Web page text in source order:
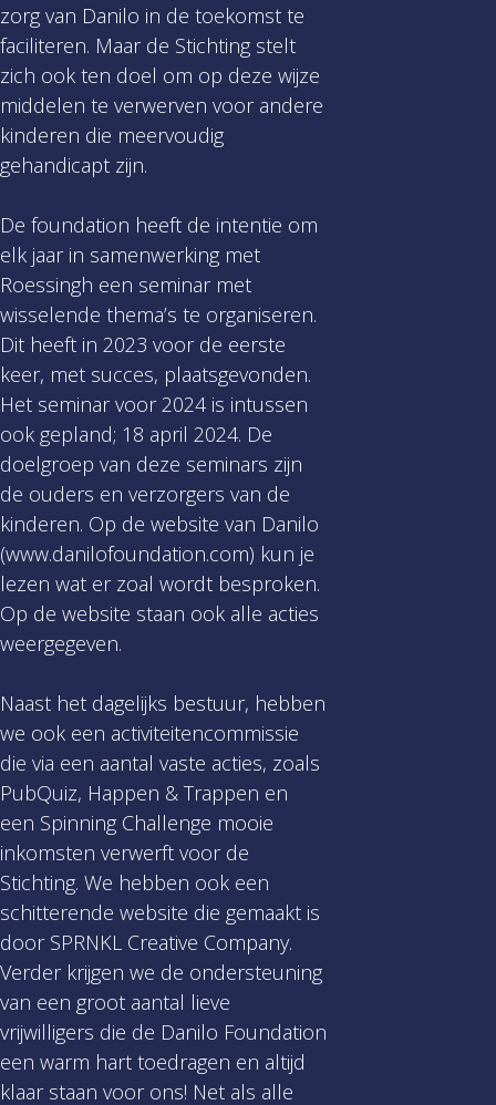
zorg van Danilo in de toekomst te
faciliteren. Maar de Stichting stelt
zich ook ten doel om op deze wijze
middelen te verwerven voor andere
kinderen die meervoudig
gehandicapt zijn.
De foundation heeft de intentie om
elk jaar in samenwerking met
Roessingh een seminar met
wisselende thema’s te organiseren.
Dit heeft in 2023 voor de eerste
keer, met succes, plaatsgevonden.
Het seminar voor 2024 is intussen
ook gepland; 18 april 2024. De
doelgroep van deze seminars zijn
de ouders en verzorgers van de
kinderen. Op de website van Danilo
(www.danilofoundation.com) kun je
lezen wat er zoal wordt besproken.
Op de website staan ook alle acties
weergegeven.
Naast het dagelijks bestuur, hebben
we ook een activiteitencommissie
die via een aantal vaste acties, zoals
PubQuiz, Happen & Trappen en
een Spinning Challenge mooie
inkomsten verwerft voor de
Stichting. We hebben ook een
schitterende website die gemaakt is
door SPRNKL Creative Company.
Verder krijgen we de ondersteuning
van een groot aantal lieve
vrijwilligers die de Danilo Foundation
een warm hart toedragen en altijd
klaar staan voor ons! Net als alle